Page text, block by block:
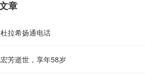
章
拉希扬通电话
芳逝世，享年58岁